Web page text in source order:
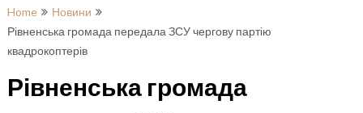
Home
Новини
Рівненська громада передала ЗСУ чергову партію
квадрокоптерів
Рівненська громада